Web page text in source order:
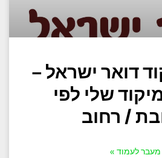
דואר ישראל –
שלי לפי
/ רחוב
מעבר לעמוד »